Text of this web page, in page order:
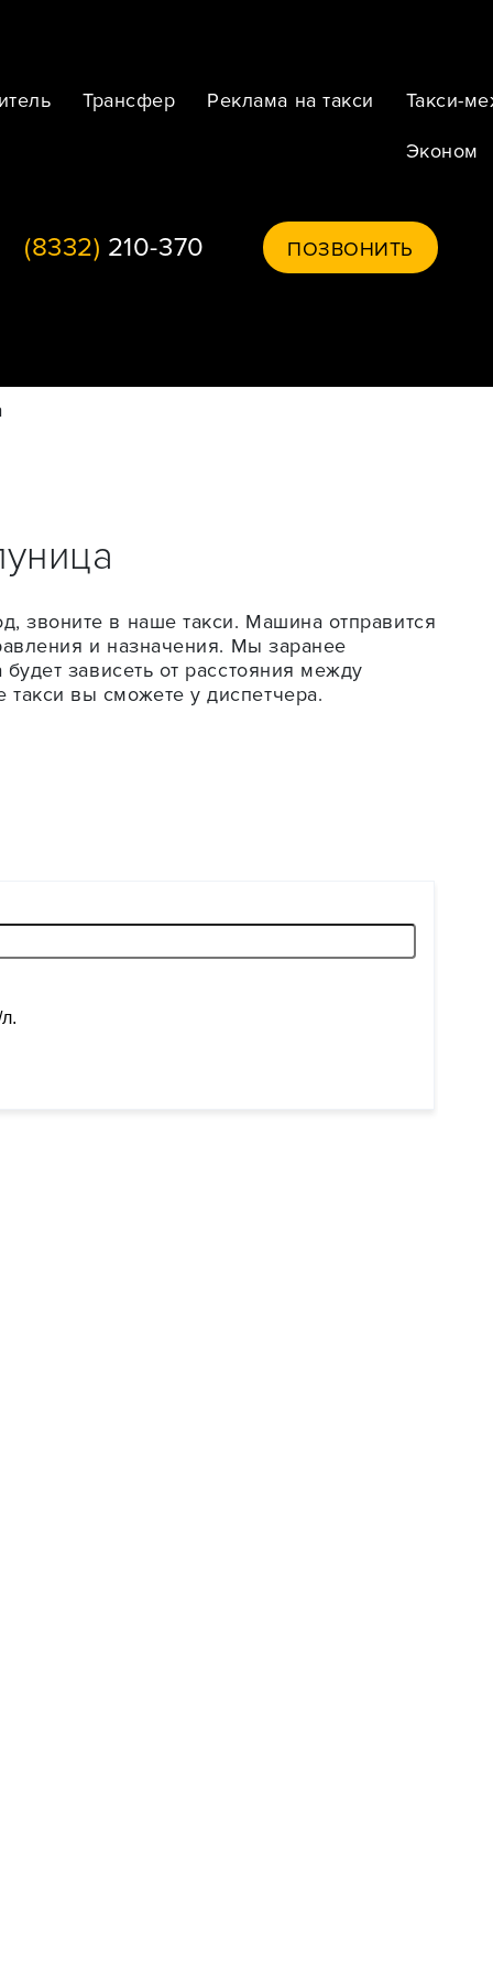
Трансфер Реклама на такси Такси-
Эконом
(8332) 210-370 ПОЗВОНИТЬ
звоните в наше такси. Машина отправится
и назначения. Мы заранее
зависеть от расстояния между
вы сможете у диспетчера.